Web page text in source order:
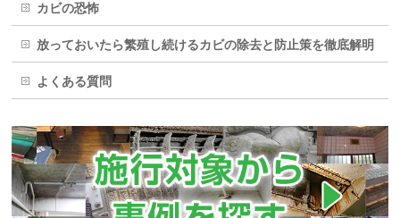
カビの恐怖
放っておいたら繁殖し続けるカビの除去と防止策を徹底解明
よくある質問